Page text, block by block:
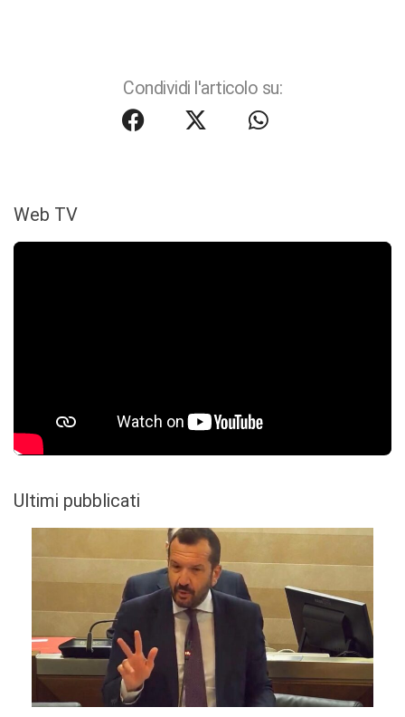
Condividi l'articolo su:
Web TV
Ultimi pubblicati